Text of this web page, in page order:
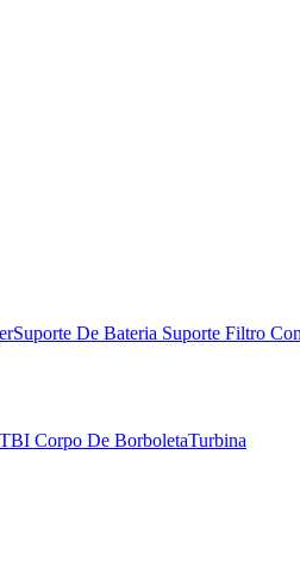
Suporte De Bateria Suporte Filtro
TBI Corpo De BorboletaTurbina